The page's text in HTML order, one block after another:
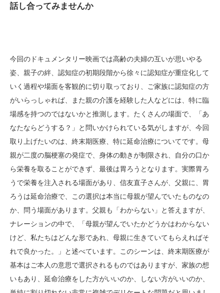
話し合ってみませんか
今回のドキュメンタリー映画では高齢の夫婦の互いが思いやる
姿、親子の絆、認知症の初期段階から徐々に認知症が重症化して
いく過程や場面を客観的に切り取っており、ご家族に認知症の方
がいらっしゃれば、また親の介護を経験した人などには、特に臨
場感を持つのではないかと推測します。たくさんの場面で、「あ
なたならどうする？」と問いかけられている気がしますが、今回
取り上げたいのは、終末期医療、特に延命治療についてです。母
親が二度の脳梗塞の発症で、身体の動きが制限され、自分の口か
ら栄養を取ることができず、最後は胃ろうとなります。実際胃ろ
うで栄養を注入される場面があり、信友直子さんが、父親に、胃
ろうは延命治療で、この選択は本当に母親が望んでいたものなの
か、問う場面があります。父親も「わからない」と答えますが、
ナレーションの中で、「母親が望んでいたかどうかはわからない
けど、私たちはどんな形であれ、母親に生きていてもらえればそ
れで良かった。」と述べています。このシーンは、終末期医療が
基本はご本人の意思で選択されるものではありますが、家族の想
いもあり、延命治療をした方がいいのか、しない方がいいのか、